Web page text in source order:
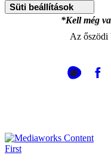
Süti beállítások
*Kell még
Az őszödi